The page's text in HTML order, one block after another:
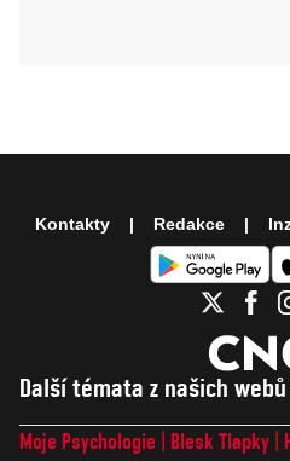
Další témata z našich webů
Moje Psychologie Blesk Tlapky
Kontakty Redakce